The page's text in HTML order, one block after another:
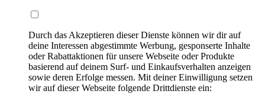
Durch das Akzeptieren dieser Dienste können wir dir auf
deine Interessen abgestimmte Werbung, gesponserte Inhalte
oder Rabattaktionen für unsere Webseite oder Produkte
basierend auf deinem Surf- und Einkaufsverhalten anzeigen
sowie deren Erfolge messen. Mit deiner Einwilligung setzen
wir auf dieser Webseite folgende Drittdienste ein: